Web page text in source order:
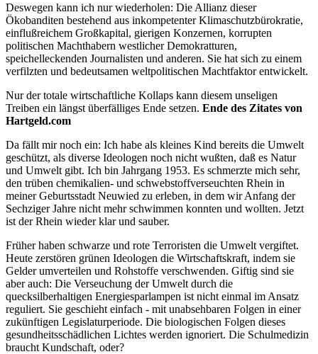
Deswegen kann ich nur wiederholen: Die Allianz dieser
Ökobanditen bestehend aus inkompetenter Klimaschutzbürokratie,
einflußreichem Großkapital, gierigen Konzernen, korrupten
politischen Machthabern westlicher Demokratturen,
speichelleckenden Journalisten und anderen. Sie hat sich zu einem
verfilzten und bedeutsamen weltpolitischen Machtfaktor entwickelt.
Nur der totale wirtschaftliche Kollaps kann diesem unseligen
Treiben ein längst überfälliges Ende setzen. Ende des Zitates von
Hartgeld.com
Da fällt mir noch ein: Ich habe als kleines Kind bereits die Umwelt
geschützt, als diverse Ideologen noch nicht wußten, daß es Natur
und Umwelt gibt. Ich bin Jahrgang 1953. Es schmerzte mich sehr,
den trüben chemikalien- und schwebstoffverseuchten Rhein in
meiner Geburtsstadt Neuwied zu erleben, in dem wir Anfang der
Sechziger Jahre nicht mehr schwimmen konnten und wollten. Jetzt
ist der Rhein wieder klar und sauber.
Früher haben schwarze und rote Terroristen die Umwelt vergiftet.
Heute zerstören grünen Ideologen die Wirtschaftskraft, indem sie
Gelder umverteilen und Rohstoffe verschwenden. Giftig sind sie
aber auch: Die Verseuchung der Umwelt durch die
quecksilberhaltigen Energiesparlampen ist nicht einmal im Ansatz
reguliert. Sie geschieht einfach - mit unabsehbaren Folgen in einer
zukünftigen Legislaturperiode. Die biologischen Folgen dieses
gesundheitsschädlichen Lichtes werden ignoriert. Die Schulmedizin
braucht Kundschaft, oder?